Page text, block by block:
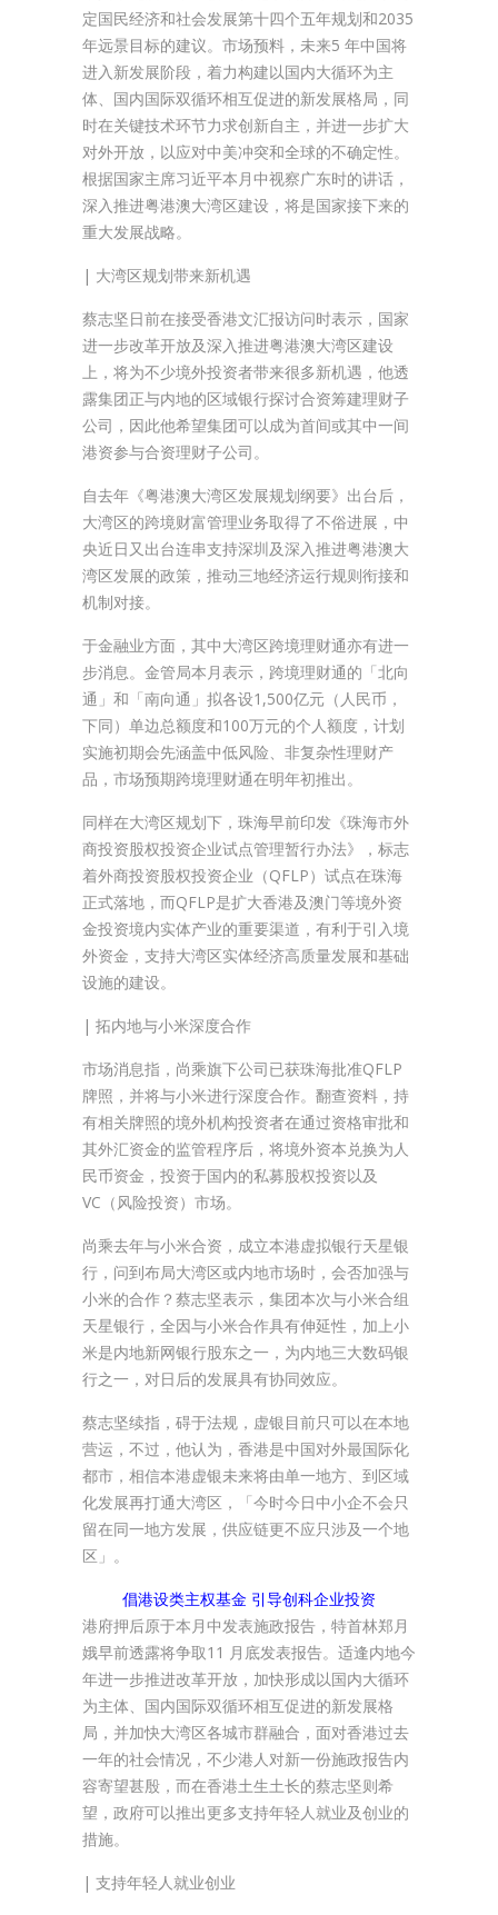
定国民经济和社会发展第十四个五年规划和2035
年远景目标的建议。市场预料，未来5 年中国将
进入新发展阶段，着力构建以国内大循环为主
体、国内国际双循环相互促进的新发展格局，同
时在关键技术环节力求创新自主，并进一步扩大
对外开放，以应对中美冲突和全球的不确定性。
根据国家主席习近平本月中视察广东时的讲话，
深入推进粤港澳大湾区建设，将是国家接下来的
重大发展战略。
| 大湾区规划带来新机遇
蔡志坚日前在接受香港文汇报访问时表示，国家
进一步改革开放及深入推进粤港澳大湾区建设
上，将为不少境外投资者带来很多新机遇，他透
露集团正与内地的区域银行探讨合资筹建理财子
公司，因此他希望集团可以成为首间或其中一间
港资参与合资理财子公司。
自去年《粤港澳大湾区发展规划纲要》出台后，
大湾区的跨境财富管理业务取得了不俗进展，中
央近日又出台连串支持深圳及深入推进粤港澳大
湾区发展的政策，推动三地经济运行规则衔接和
机制对接。
于金融业方面，其中大湾区跨境理财通亦有进一
步消息。金管局本月表示，跨境理财通的「北向
通」和「南向通」拟各设1,500亿元（人民币，
下同）单边总额度和100万元的个人额度，计划
实施初期会先涵盖中低风险、非复杂性理财产
品，市场预期跨境理财通在明年初推出。
同样在大湾区规划下，珠海早前印发《珠海市外
商投资股权投资企业试点管理暂行办法》，标志
着外商投资股权投资企业（QFLP）试点在珠海
正式落地，而QFLP是扩大香港及澳门等境外资
金投资境内实体产业的重要渠道，有利于引入境
外资金，支持大湾区实体经济高质量发展和基础
设施的建设。
| 拓内地与小米深度合作
市场消息指，尚乘旗下公司已获珠海批准QFLP
牌照，并将与小米进行深度合作。翻查资料，持
有相关牌照的境外机构投资者在通过资格审批和
其外汇资金的监管程序后，将境外资本兑换为人
民币资金，投资于国内的私募股权投资以及
VC（风险投资）市场。
尚乘去年与小米合资，成立本港虚拟银行天星银
行，问到布局大湾区或内地市场时，会否加强与
小米的合作？蔡志坚表示，集团本次与小米合组
天星银行，全因与小米合作具有伸延性，加上小
米是内地新网银行股东之一，为内地三大数码银
行之一，对日后的发展具有协同效应。
蔡志坚续指，碍于法规，虚银目前只可以在本地
营运，不过，他认为，香港是中国对外最国际化
都市，相信本港虚银未来将由单一地方、到区域
化发展再打通大湾区，「今时今日中小企不会只
留在同一地方发展，供应链更不应只涉及一个地
区」。
倡港设类主权基金 引导创科企业投资
港府押后原于本月中发表施政报告，特首林郑月
娥早前透露将争取11 月底发表报告。适逢内地今
年进一步推进改革开放，加快形成以国内大循环
为主体、国内国际双循环相互促进的新发展格
局，并加快大湾区各城市群融合，面对香港过去
一年的社会情况，不少港人对新一份施政报告内
容寄望甚殷，而在香港土生土长的蔡志坚则希
望，政府可以推出更多支持年轻人就业及创业的
措施。
| 支持年轻人就业创业